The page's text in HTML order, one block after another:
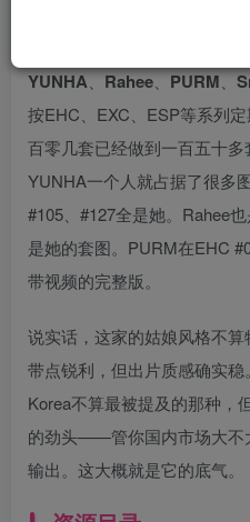
Espacia Korea出片的逻辑和
YUNHA、Rahee、PURM、
按EHC、EXC、ESP等系列
百零几套已经做到一百五十
YUNHA一个人就占据了很多
#105、#127全是她。Rahee
是她的套图。PURM在EHC
带视频的完整版。
说实话，这家的姑娘风格不
带点锐利，但出片质感确实
Korea不算最被提及的那种，
的劲头——管你国内市场大不
输出。这大概就是它的底气。